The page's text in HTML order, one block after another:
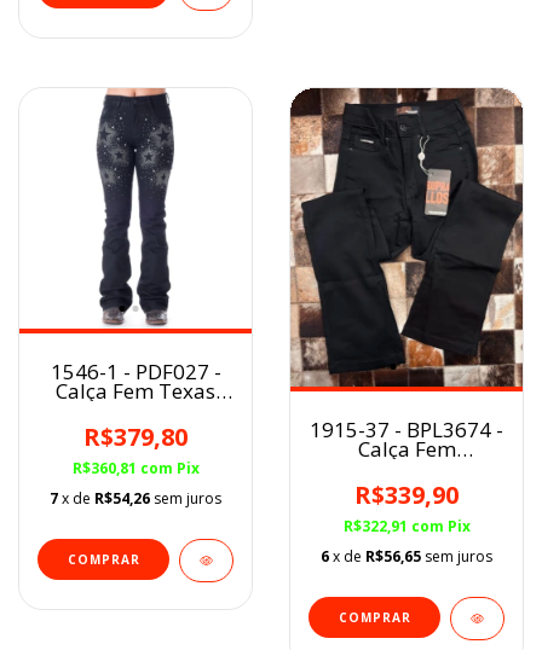
1546-1 - PDF027 -
Calça Fem Texas
Farm Flare Cintura
Alta Preta StarLigth
R$379,80
R$360,81 com Pix
7x de R$54,26 sem juros
COMPRAR
1915-37 - BPL3674 -
Calça Fem
Buphallos
R$339,90
R$322,91 com Pix
6x de R$56,65 sem juros
COMPRAR